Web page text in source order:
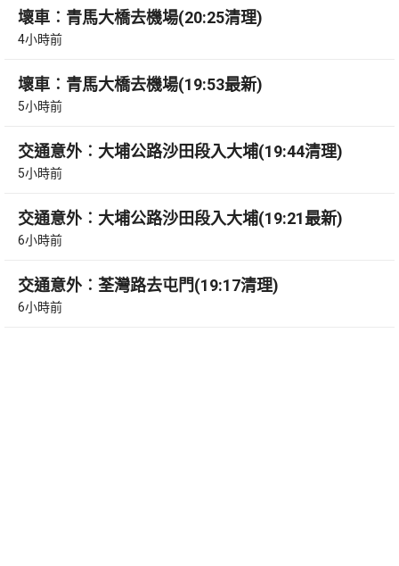
壞車︰青馬大橋去機場(20:25清理)
4小時前
壞車︰青馬大橋去機場(19:53最新)
5小時前
交通意外︰大埔公路沙田段入大埔(19:44清理)
5小時前
交通意外︰大埔公路沙田段入大埔(19:21最新)
6小時前
交通意外︰荃灣路去屯門(19:17清理)
6小時前